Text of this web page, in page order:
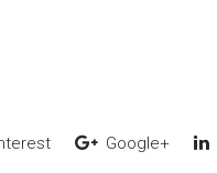
Google+